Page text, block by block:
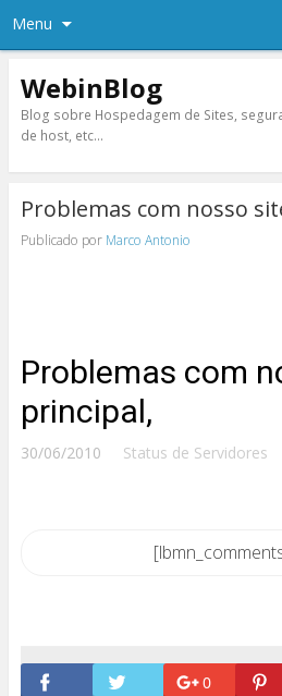
Menu
WebinBlog
Blog sobre Hospedagem de Sites,
de host, etc…
Problemas com nosso
Publicado por Marco Antonio
Problemas com
principal,
30/06/2010 Status de Servidores
0